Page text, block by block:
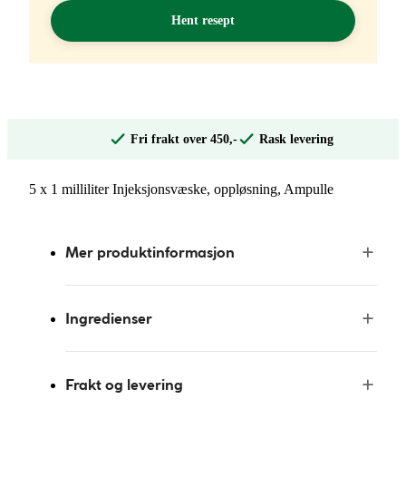
Hent resept
Fri frakt over 450,- Rask levering
5 x 1 milliliter Injeksjonsvæske, oppløsning, Ampulle
Mer produktinformasjon
Ingredienser
Frakt og levering